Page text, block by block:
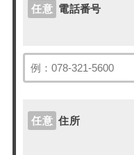
任意 電話番号
任意 住所